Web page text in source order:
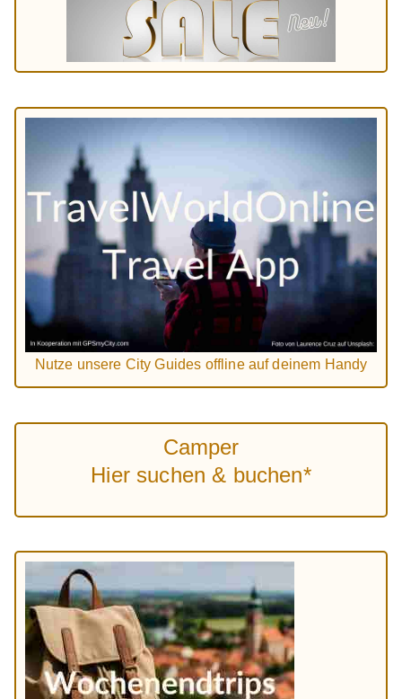
Nutze unsere City Guides offline auf deinem Handy
Camper
Hier suchen & buchen*